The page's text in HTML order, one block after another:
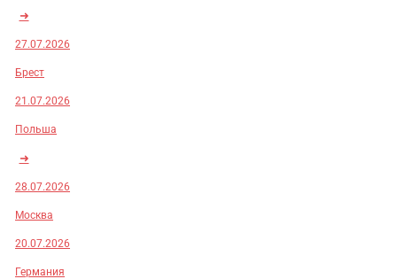
➜
27.07.2026
Брест
21.07.2026
Польша
➜
28.07.2026
Москва
20.07.2026
Германия